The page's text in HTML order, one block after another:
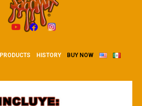
PRODUCTS HISTORY BUY NOW